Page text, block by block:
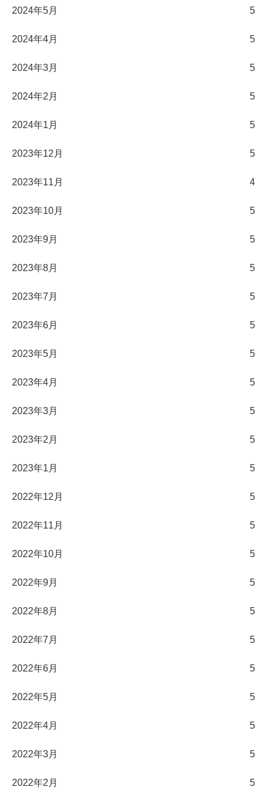
2024年5月 5
2024年4月 5
2024年3月 5
2024年2月 5
2024年1月 5
2023年12月 5
2023年11月 4
2023年10月 5
2023年9月 5
2023年8月 5
2023年7月 5
2023年6月 5
2023年5月 5
2023年4月 5
2023年3月 5
2023年2月 5
2023年1月 5
2022年12月 5
2022年11月 5
2022年10月 5
2022年9月 5
2022年8月 5
2022年7月 5
2022年6月 5
2022年5月 5
2022年4月 5
2022年3月 5
2022年2月 5